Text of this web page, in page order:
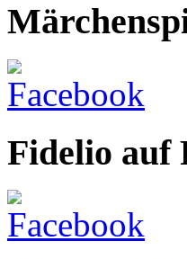
Fidelio auf